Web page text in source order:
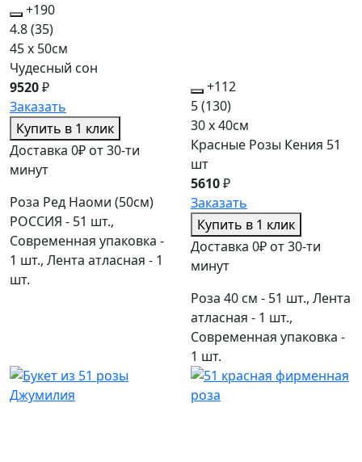
+190
4.8(35)
45 x 50см
Чудесный сон
9520₽
Заказать
Купить в 1 клик
Доставка 0₽ от 30-ти
минут
Роза Ред Наоми (50см)
РОССИЯ - 51 шт.,
Современная упаковка -
1 шт., Лента атласная - 1
шт.
+112
5(130)
30 x 40см
Красные Розы Кения 51
шт
5610₽
Заказать
Купить в 1 клик
Доставка 0₽ от 30-ти
минут
Роза 40 см - 51 шт., Лента
атласная - 1 шт.,
Современная упаковка -
1 шт.